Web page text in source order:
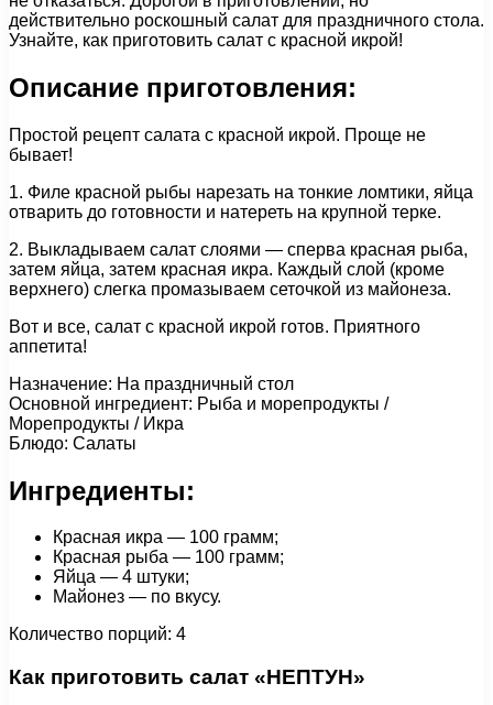
действительно роскошный салат для праздничного стола.
Узнайте, как приготовить салат с красной икрой!
Описание приготовления:
Простой рецепт салата с красной икрой. Проще не
бывает!
1. Филе красной рыбы нарезать на тонкие ломтики, яйца
отварить до готовности и натереть на крупной терке.
2. Выкладываем салат слоями — сперва красная рыба,
затем яйца, затем красная икра. Каждый слой (кроме
верхнего) слегка промазываем сеточкой из майонеза.
Вот и все, салат с красной икрой готов. Приятного
аппетита!
Назначение: На праздничный стол
Основной ингредиент: Рыба и морепродукты /
Морепродукты / Икра
Блюдо: Салаты
Ингредиенты:
Красная икра — 100 грамм;
Красная рыба — 100 грамм;
Яйца — 4 штуки;
Майонез — по вкусу.
Количество порций: 4
Как приготовить салат «НЕПТУН»